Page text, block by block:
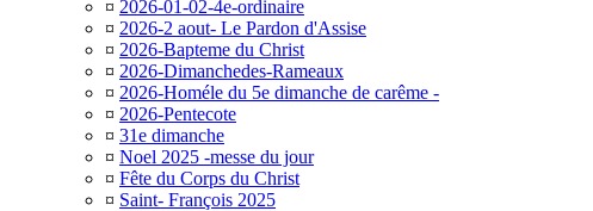
¤ 2026-01-02-4e-ordinaire
¤ 2026-2 aout- Le Pardon d'Assise
¤ 2026-Bapteme du Christ
¤ 2026-Dimanchedes-Rameaux
¤ 2026-Homéle du 5e dimanche de carême -
¤ 2026-Pentecote
¤ 31e dimanche
¤ Noel 2025 -messe du jour
¤ Fête du Corps du Christ
¤ Saint- François 2025